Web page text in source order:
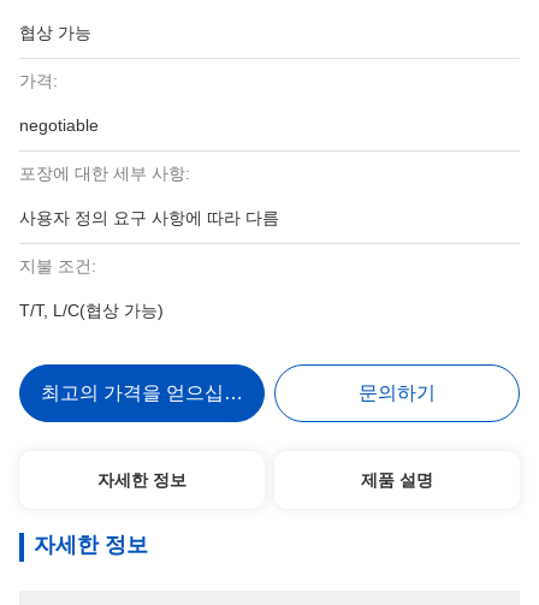
협상 가능
가격:
negotiable
포장에 대한 세부 사항:
사용자 정의 요구 사항에 따라 다름
지불 조건:
T/T, L/C(협상 가능)
최고의 가격을 얻으십시오 문의하기
자세한 정보 제품 설명
자세한 정보